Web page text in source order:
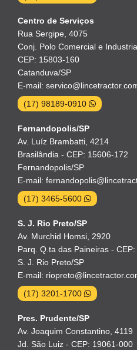
Centro de Serviços
Rua Sergipe, 4075
Conj. Polo Comercial e
CEP: 15803-160
Catanduva/SP
E-mail:
(17) 98189-0910
Fernandopolis/SP
Av. Luíz Brambatti, 4214
Brasilândia - CEP: 15606-172
Fernandopolis/SP
E-mail:
(17) 3465-5600
S. J. Rio Preto/SP
Av. Murchid Homsi, 2920
Parq. Q.ta das Paineiras -
S. J. Rio Preto/SP
E-mail:
(17) 3201-1700
Pres. Prudente/SP
Av. Joaquim Constantino, 4119
Jd. São Luiz - CEP: 19061-000